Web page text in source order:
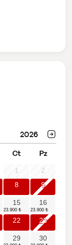
2026
Ct Pz
1
2
8 9
15 16
22 23
29 30